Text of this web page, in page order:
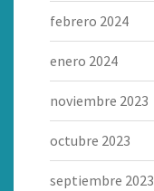
febrero 2024
enero 2024
noviembre 2023
octubre 2023
septiembre 2023